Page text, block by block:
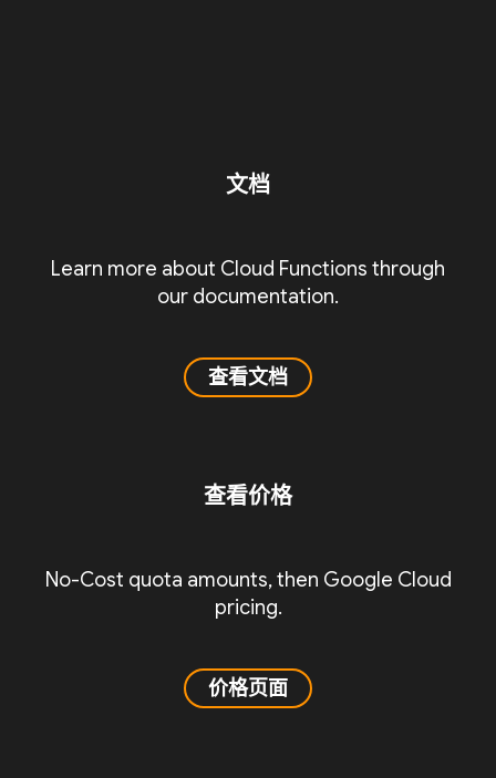
文档
Learn more about Cloud Functions through
our documentation.
查看文档
查看价格
No-Cost quota amounts, then Google Cloud
pricing.
价格页面